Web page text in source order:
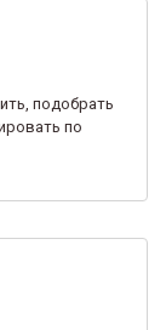
подобрать
по